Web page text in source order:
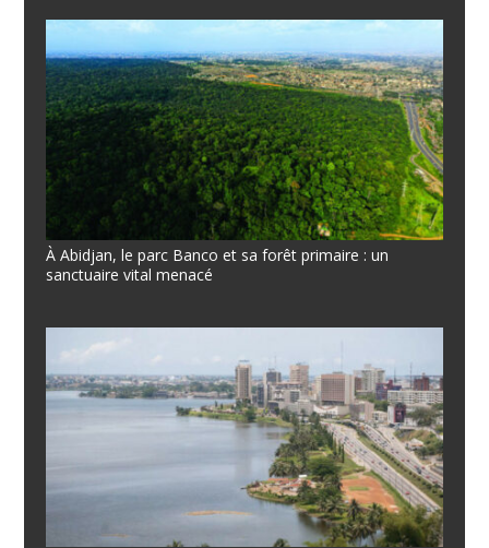
À Abidjan, le parc Banco et sa forêt primaire : un
sanctuaire vital menacé